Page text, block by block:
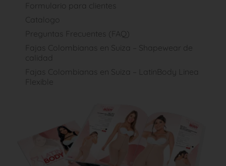
Formulario para clientes
Catalogo
Preguntas Frecuentes (FAQ)
Fajas Colombianas en Suiza – Shapewear de
calidad
Fajas Colombianas en Suiza – LatinBody Linea
Flexible